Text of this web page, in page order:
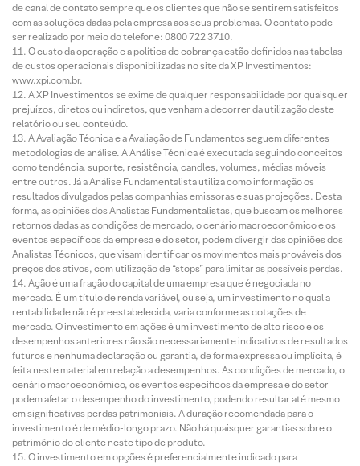
de canal de contato sempre que os clientes que não se sentirem satisfeitos
com as soluções dadas pela empresa aos seus problemas. O contato pode
ser realizado por meio do telefone: 0800 722 3710.
O custo da operação e a política de cobrança estão definidos nas tabelas
de custos operacionais disponibilizadas no site da XP Investimentos:
www.xpi.com.br.
A XP Investimentos se exime de qualquer responsabilidade por quaisquer
prejuízos, diretos ou indiretos, que venham a decorrer da utilização deste
relatório ou seu conteúdo.
A Avaliação Técnica e a Avaliação de Fundamentos seguem diferentes
metodologias de análise. A Análise Técnica é executada seguindo conceitos
como tendência, suporte, resistência, candles, volumes, médias móveis
entre outros. Já a Análise Fundamentalista utiliza como informação os
resultados divulgados pelas companhias emissoras e suas projeções. Desta
forma, as opiniões dos Analistas Fundamentalistas, que buscam os melhores
retornos dadas as condições de mercado, o cenário macroeconômico e os
eventos específicos da empresa e do setor, podem divergir das opiniões dos
Analistas Técnicos, que visam identificar os movimentos mais prováveis dos
preços dos ativos, com utilização de “stops” para limitar as possíveis perdas.
Ação é uma fração do capital de uma empresa que é negociada no
mercado. É um título de renda variável, ou seja, um investimento no qual a
rentabilidade não é preestabelecida, varia conforme as cotações de
mercado. O investimento em ações é um investimento de alto risco e os
desempenhos anteriores não são necessariamente indicativos de resultados
futuros e nenhuma declaração ou garantia, de forma expressa ou implícita, é
feita neste material em relação a desempenhos. As condições de mercado, o
cenário macroeconômico, os eventos específicos da empresa e do setor
podem afetar o desempenho do investimento, podendo resultar até mesmo
em significativas perdas patrimoniais. A duração recomendada para o
investimento é de médio-longo prazo. Não há quaisquer garantias sobre o
patrimônio do cliente neste tipo de produto.
O investimento em opções é preferencialmente indicado para